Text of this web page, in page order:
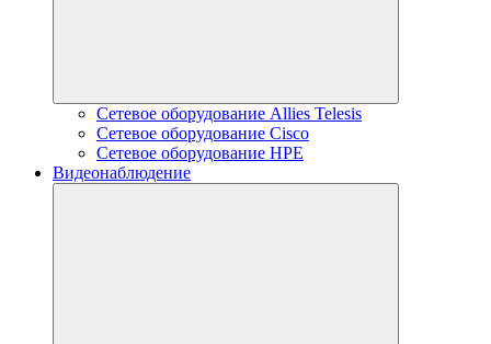
Сетевое оборудование Allies Telesis
Сетевое оборудование Cisco
Сетевое оборудование HPE
Видеонаблюдение